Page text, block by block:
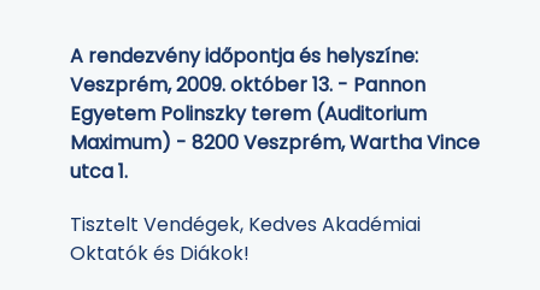
A rendezvény időpontja és helyszíne:
Veszprém, 2009. október 13. - Pannon
Egyetem Polinszky terem (Auditorium
Maximum) - 8200 Veszprém, Wartha Vince
utca 1.
Tisztelt Vendégek, Kedves Akadémiai
Oktatók és Diákok!